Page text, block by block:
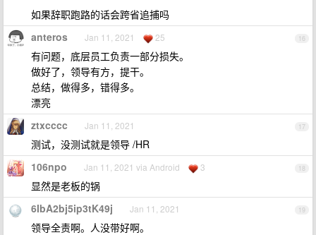
如果辞职跑路的话会跨省追捕吗
16
anteros Jan 11, 2021 25
有问题，底层员工负责一部分损失。
做好了，领导有方，提干。
总结，做得多，错得多。
漂亮
17
ztxcccc Jan 11, 2021
测试，没测试就是领导 /HR
18
106npo Jan 11, 2021 via Android 3
显然是老板的锅
19
6IbA2bj5ip3tK49j Jan 11, 2021
领导全责啊。人没带好啊。